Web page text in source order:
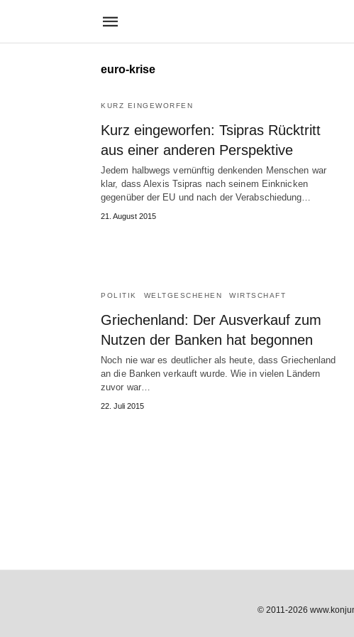
euro-krise
KURZ EINGEWORFEN
Kurz eingeworfen: Tsipras Rücktritt
aus einer anderen Perspektive
Jedem halbwegs vernünftig denkenden Menschen war
klar, dass Alexis Tsipras nach seinem Einknicken
gegenüber der EU und nach der Verabschiedung…
21. August 2015
POLITIK WELTGESCHEHEN WIRTSCHAFT
Griechenland: Der Ausverkauf zum
Nutzen der Banken hat begonnen
Noch nie war es deutlicher als heute, dass Griechenland
an die Banken verkauft wurde. Wie in vielen Ländern
zuvor war…
22. Juli 2015
© 2011-2026